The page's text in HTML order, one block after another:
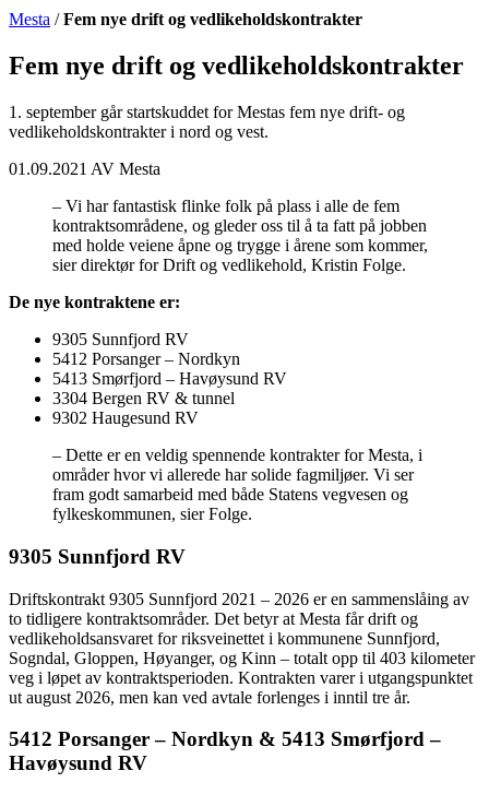
Mesta /Fem nye drift og vedlikeholdskontrakter
Fem nye drift og vedlikeholdskontrakter
1. september går startskuddet for Mestas fem nye drift- og
vedlikeholdskontrakter i nord og vest.
01.09.2021 AV Mesta
– Vi har fantastisk flinke folk på plass i alle de fem
kontraktsområdene, og gleder oss til å ta fatt på jobben
med holde veiene åpne og trygge i årene som kommer,
sier direktør for Drift og vedlikehold, Kristin Folge.
De nye kontraktene er:
9305 Sunnfjord RV
5412 Porsanger – Nordkyn
5413 Smørfjord – Havøysund RV
3304 Bergen RV & tunnel
9302 Haugesund RV
– Dette er en veldig spennende kontrakter for Mesta, i
områder hvor vi allerede har solide fagmiljøer. Vi ser
fram godt samarbeid med både Statens vegvesen og
fylkeskommunen, sier Folge.
9305 Sunnfjord RV
Driftskontrakt 9305 Sunnfjord 2021 – 2026 er en sammenslåing av
to tidligere kontraktsområder. Det betyr at Mesta får drift og
vedlikeholdsansvaret for riksveinettet i kommunene Sunnfjord,
Sogndal, Gloppen, Høyanger, og Kinn – totalt opp til 403 kilometer
veg i løpet av kontraktsperioden. Kontrakten varer i utgangspunktet
ut august 2026, men kan ved avtale forlenges i inntil tre år.
5412 Porsanger – Nordkyn & 5413 Smørfjord –
Havøysund RV